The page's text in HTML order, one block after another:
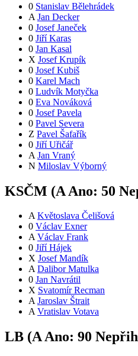
0 Stanislav Bělehrádek
A Jan Decker
0 Josef Janeček
0 Jiří Karas
0 Jan Kasal
X Josef Krupík
0 Josef Kubiš
0 Karel Mach
0 Ludvík Motyčka
0 Eva Nováková
0 Josef Pavela
0 Pavel Severa
Z Pavel Šafařík
0 Jiří Uřičář
A Jan Vraný
N Miloslav Výborný
KSČM (A Ano: 50
A Květoslava Čelišová
0 Václav Exner
A Václav Frank
0 Jiří Hájek
X Josef Mandík
A Dalibor Matulka
0 Jan Navrátil
X Svatomír Recman
A Jaroslav Štrait
A Vratislav Votava
LB (AAno: 90